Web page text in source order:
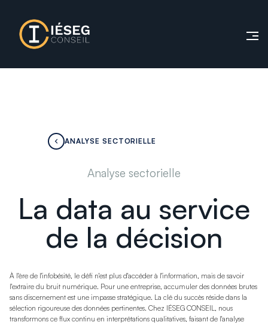
ANALYSE SECTORIELLE
Analyse sectorielle
La data au service
de la décision
À l'ère de l'infobésité, le défi n'est plus d'accéder à l'information, mais de savoir
l'extraire du bruit numérique. Pour une entreprise, accumuler des données brutes
sans discernement est une impasse stratégique. La clé du succès réside dans la
sélection rigoureuse des données pertinentes. Chez IÉSEG CONSEIL, nous
transformons ce flux continu en interprétations qualitatives, faisant de l'analyse